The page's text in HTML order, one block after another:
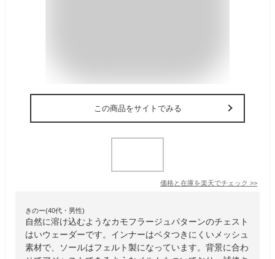
この商品をサイトでみる
価格と在庫を楽天でチェック >>
きのー(40代・男性)
自然に溶け込むようなカモフラージュパターンのチェスト
はいウェーダーです。インナーはベタつきにくいメッシュ
素材で、ソールはフェルト製になっています。背景に合わ